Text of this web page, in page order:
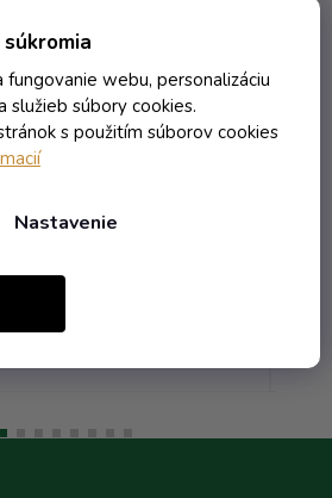
fungovanie webu, personalizáciu
služieb súbory cookies.
s použitím súborov cookies
Nastavenie
- 0.212 bezfarebná
T.O.63 VE
Skladom
0,26 €/ ks